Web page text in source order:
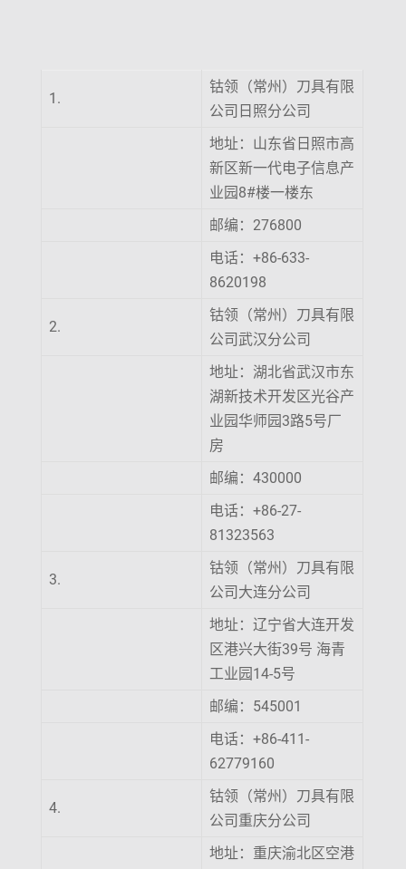
1.
钴领（常州）刀具有限
公司日照分公司
地址：山东省日照市高
新区新一代电子信息产
业园8#楼一楼东
邮编：276800
电话：+86-633-
8620198
2.
钴领（常州）刀具有限
公司武汉分公司
地址：湖北省武汉市东
湖新技术开发区光谷产
业园华师园3路5号厂
房
邮编：430000
电话：+86-27-
81323563
3.
钴领（常州）刀具有限
公司大连分公司
地址：辽宁省大连开发
区港兴大街39号 海青
工业园14-5号
邮编：545001
电话：+86-411-
62779160
4.
钴领（常州）刀具有限
公司重庆分公司
地址：重庆渝北区空港